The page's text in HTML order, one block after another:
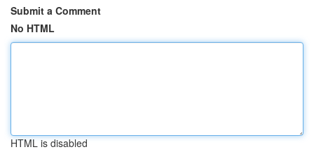
Submit a Comment
No HTML
HTML is disabled